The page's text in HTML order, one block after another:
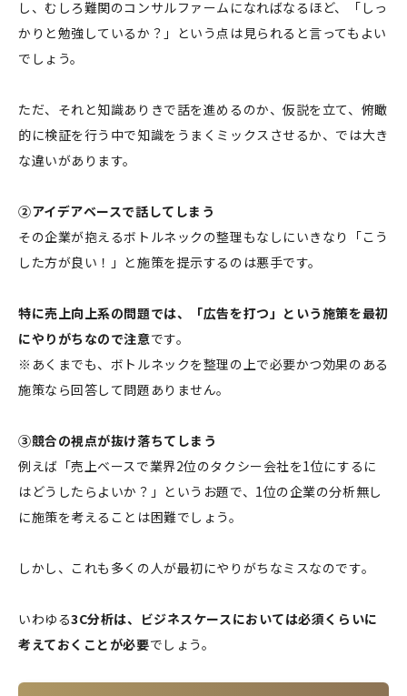
し、むしろ難関のコンサルファームになればなるほど、「しっ
かりと勉強しているか？」という点は見られると言ってもよい
でしょう。
ただ、それと知識ありきで話を進めるのか、仮説を立て、俯瞰
的に検証を行う中で知識をうまくミックスさせるか、では大き
な違いがあります。
②アイデアベースで話してしまう
その企業が抱えるボトルネックの整理もなしにいきなり「こう
した方が良い！」と施策を提示するのは悪手です。
特に売上向上系の問題では、「広告を打つ」という施策を最初
にやりがちなので注意です。
※あくまでも、ボトルネックを整理の上で必要かつ効果のある
施策なら回答して問題ありません。
③競合の視点が抜け落ちてしまう
例えば「売上ベースで業界2位のタクシー会社を1位にするに
はどうしたらよいか？」というお題で、1位の企業の分析無し
に施策を考えることは困難でしょう。
しかし、これも多くの人が最初にやりがちなミスなのです。
いわゆる3C分析は、ビジネスケースにおいては必須くらいに
考えておくことが必要でしょう。